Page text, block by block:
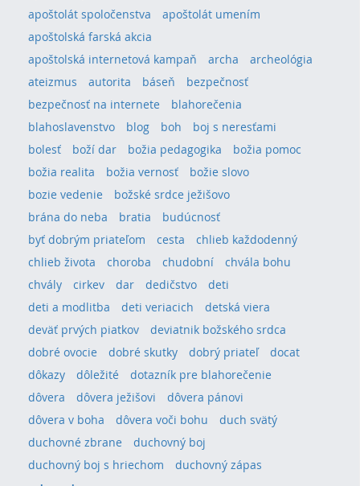
apoštolát spoločenstva
apoštolát umením
apoštolská farská akcia
apoštolská internetová kampaň
archa
archeológia
ateizmus
autorita báseň
bezpečnosť
bezpečnosť na internete
blahorečenia
blahoslavenstvo
blog boh
boj s neresťami
bolesť
boží dar božia pedagogika
božia pomoc
božia realita
božia vernosť
božie slovo
bozie vedenie
božské srdce ježišovo
brána do neba
bratia
budúcnosť
byť dobrým priateľom
cesta
chlieb každodenný
chlieb života
choroba chudobní
chvála bohu
chvály
cirkev dar dedičstvo
deti
deti a modlitba
deti veriacich
detská viera
deväť prvých piatkov
deviatnik božského srdca
dobré ovocie
dobré skutky dobrý priateľ
docat
dôkazy
dôležité
dotazník pre blahorečenie
dôvera
dôvera ježišovi
dôvera pánovi
dôvera v boha
dôvera voči bohu
duch svätý
duchovné zbrane
duchovný boj
duchovný boj s hriechom
duchovný zápas